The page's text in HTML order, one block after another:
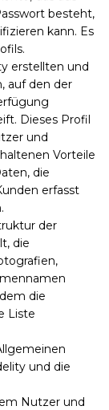
besteht,
kann. Es
erstellten und
auf den der
Dieses Profil
und
Vorteile
die
erfasst
der
die
die
Liste
und die
Nutzer und